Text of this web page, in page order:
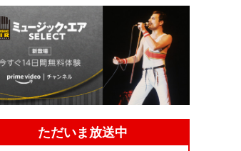
ただいま放送中